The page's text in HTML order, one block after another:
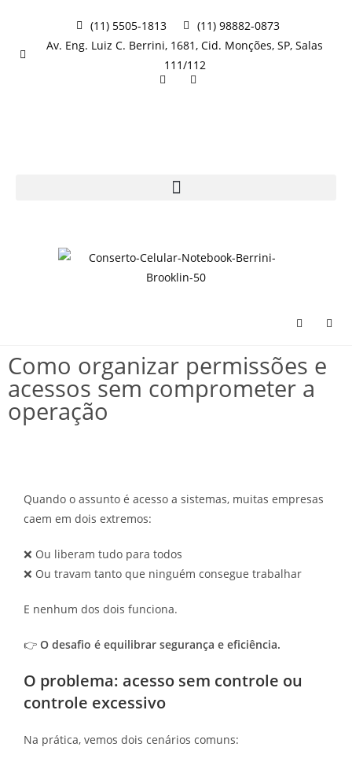
(11) 5505-1813
(11) 98882-0873
Av. Eng. Luiz C. Berrini, 1681, Cid. Monções, SP, Salas
111/112
Como organizar permissões e
acessos sem comprometer a
operação
Quando o assunto é acesso a sistemas, muitas empresas
caem em dois extremos:
❌ Ou liberam tudo para todos
❌ Ou travam tanto que ninguém consegue trabalhar
E nenhum dos dois funciona.
👉 O desafio é equilibrar segurança e eficiência.
O problema: acesso sem controle ou
controle excessivo
Na prática, vemos dois cenários comuns: